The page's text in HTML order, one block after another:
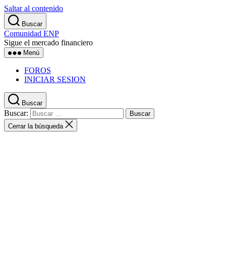
Saltar al contenido
Buscar
Comunidad ENP
Sigue el mercado financiero
Menú
FOROS
INICIAR SESION
Buscar
Buscar:
Cerrar la búsqueda